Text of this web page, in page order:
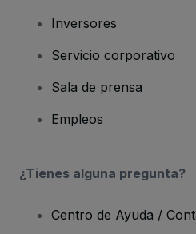
Inversores
Servicio corporativo
Sala de prensa
Empleos
¿Tienes alguna pregunta?
Centro de Ayuda /